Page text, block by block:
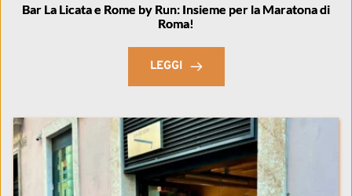
Bar La Licata e Rome by Run: Insieme per la Maratona di
Roma!
LEGGI